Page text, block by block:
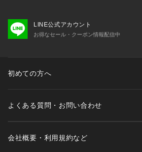
LINE公式アカウント
お得なセール・クーポン情報配信中
初めての方へ
よくある質問・お問い合わせ
会社概要・利用規約など